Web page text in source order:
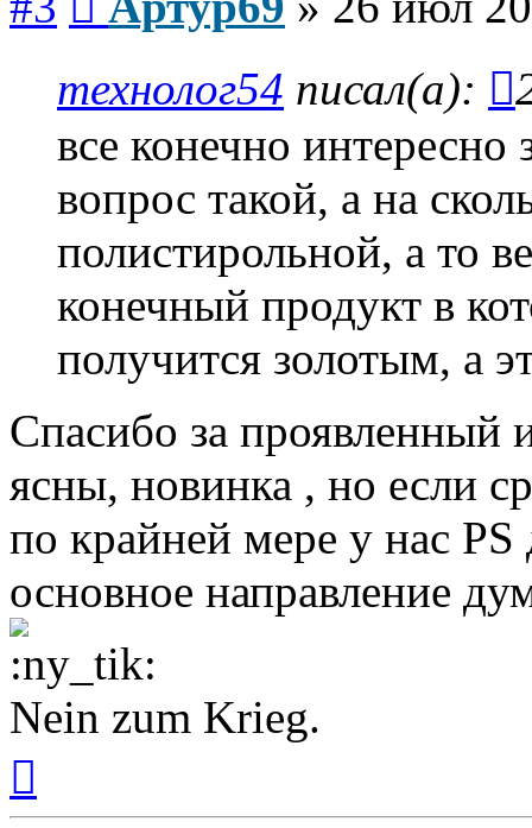
технолог54 писал(а):
все конечно
вопрос такой, а на
полистирольной, а то
конечный продукт в
получится золотым, а
Спасибо за проявленный
ясны, новинка , но если
по крайней мере у нас
основное направление
Nein zum Krieg.
началу